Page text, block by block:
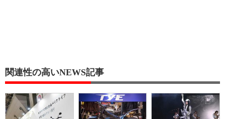
関連性の高いNEWS記事